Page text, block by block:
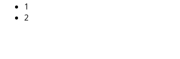
1
2